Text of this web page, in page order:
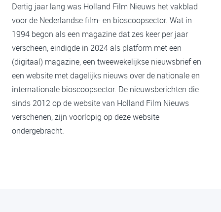
Dertig jaar lang was Holland Film Nieuws het vakblad
voor de Nederlandse film- en bioscoopsector. Wat in
1994 begon als een magazine dat zes keer per jaar
verscheen, eindigde in 2024 als platform met een
(digitaal) magazine, een tweewekelijkse nieuwsbrief en
een website met dagelijks nieuws over de nationale en
internationale bioscoopsector. De nieuwsberichten die
sinds 2012 op de website van Holland Film Nieuws
verschenen, zijn voorlopig op deze website
ondergebracht.